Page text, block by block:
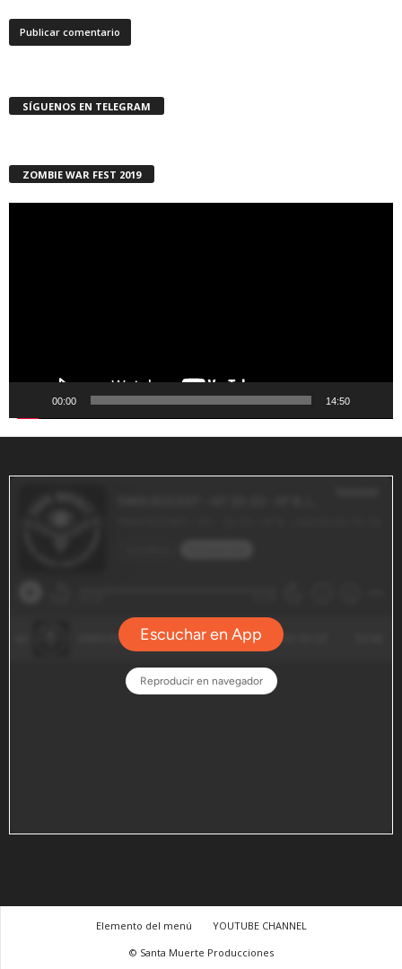
SÍGUENOS EN TELEGRAM
ZOMBIE WAR FEST 2019
00:00 14:50
Elemento del menú
YOUTUBE CHANNEL
© Santa Muerte Producciones